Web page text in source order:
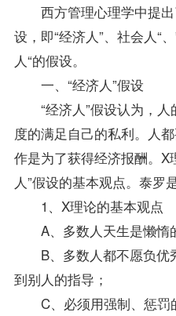
西方管理心理学中提
设，即“经济人”、社会人“
人“的假设。
一、“经济人”假设
“经济人”假设认为，人
度的满足自己的私利。人
作是为了获得经济报酬。X
人”假设的基本观点。泰罗
1、X理论的基本观点
A、多数人天生是懒惰
B、多数人都不愿负优
到别人的指导 ；
C、必须用强制、惩罚